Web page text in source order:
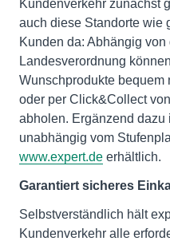
Kundenverkehr zunächst
auch diese Standorte wie
Kunden da: Abhängig von
Landesverordnung
Wunschprodukte bequem
oder per Click&Collect
abholen. Ergänzend dazu
unabhängig vom
www.expert.de erhältlich.
Garantiert sicheres
Selbstverständlich hält
Kundenverkehr alle